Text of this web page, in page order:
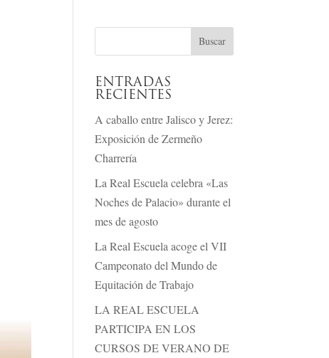
ENTRADAS
RECIENTES
A caballo entre Jalisco y Jerez:
Exposición de Zermeño
Charrería
La Real Escuela celebra «Las
Noches de Palacio» durante el
mes de agosto
La Real Escuela acoge el VII
Campeonato del Mundo de
Equitación de Trabajo
LA REAL ESCUELA
PARTICIPA EN LOS
CURSOS DE VERANO DE